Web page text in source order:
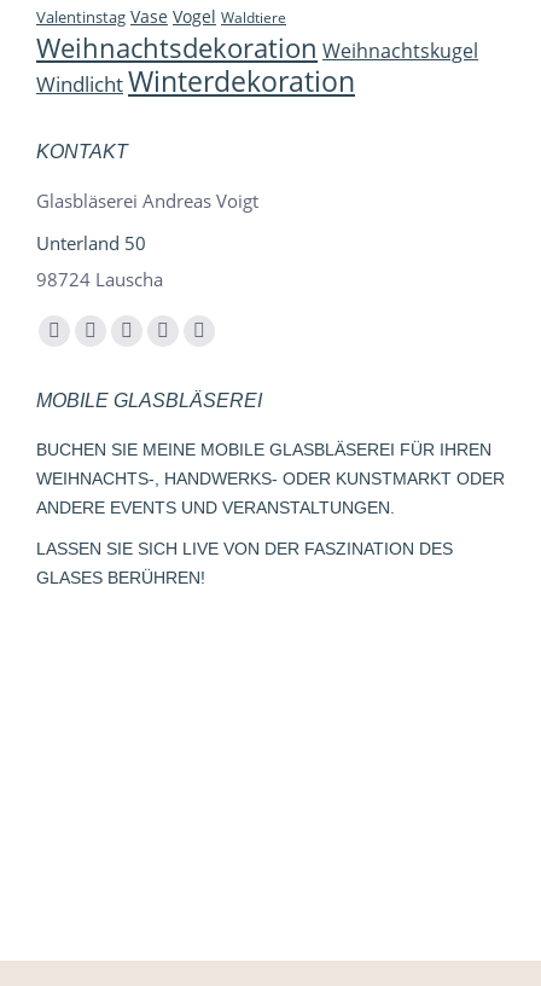
Valentinstag Vase Vogel Waldtiere
Weihnachtsdekoration Weihnachtskugel
WindlichtWinterdekoration
KONTAKT
Glasbläserei Andreas Voigt
Unterland 50
98724 Lauscha
Finden Sie uns auf:
Facebook
opens
in
new
window
YouTube
opens
in
new
window
Instagram
opens
in
new
window
E-
page
opens
in
new
Whatsapp
opens
in
new
window
MOBILE GLASBLÄSEREI
BUCHEN SIE MEINE MOBILE GLASBLÄSEREI FÜR IHREN
WEIHNACHTS-, HANDWERKS- ODER KUNSTMARKT ODER
ANDERE EVENTS UND VERANSTALTUNGEN.
LASSEN SIE SICH LIVE VON DER FASZINATION DES
GLASES BERÜHREN!